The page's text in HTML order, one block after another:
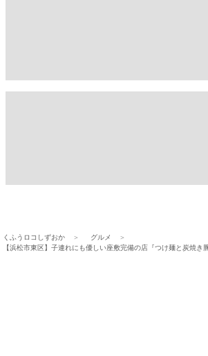
くふうロコしずおか
グルメ
【浜松市東区】子連れにも優しい座敷完備の店『つけ麺と炭焼き